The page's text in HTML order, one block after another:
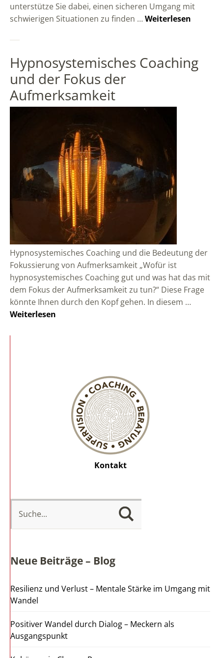
unterstütze Sie dabei, einen sicheren Umgang mit
schwierigen Situationen zu finden …Weiterlesen
Hypnosystemisches Coaching
und der Fokus der
Aufmerksamkeit
Hypnosystemisches Coaching und die Bedeutung der
Fokussierung von Aufmerksamkeit „Wofür ist
hypnosystemisches Coaching gut und was hat das mit
dem Fokus der Aufmerksamkeit zu tun?“ Diese Frage
könnte Ihnen durch den Kopf gehen. In diesem …
Weiterlesen
Kontakt
Neue Beiträge – Blog
Resilienz und Verlust – Mentale Stärke im Umgang mit
Wandel
Positiver Wandel durch Dialog – Meckern als
Ausgangspunkt